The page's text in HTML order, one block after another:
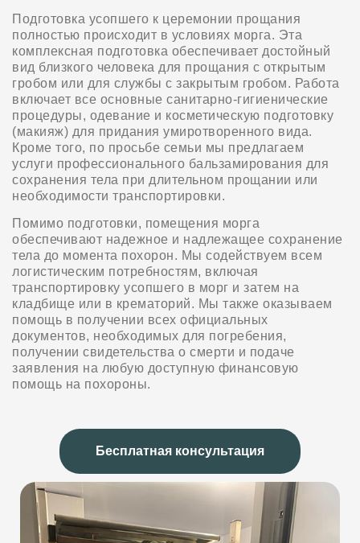
Подготовка усопшего к церемонии прощания
полностью происходит в условиях морга. Эта
комплексная подготовка обеспечивает достойный
вид близкого человека для прощания с открытым
гробом или для службы с закрытым гробом. Работа
включает все основные санитарно-гигиенические
процедуры, одевание и косметическую подготовку
(макияж) для придания умиротворенного вида.
Кроме того, по просьбе семьи мы предлагаем
услуги профессионального бальзамирования для
сохранения тела при длительном прощании или
необходимости транспортировки.
Помимо подготовки, помещения морга
обеспечивают надежное и надлежащее сохранение
тела до момента похорон. Мы содействуем всем
логистическим потребностям, включая
транспортировку усопшего в морг и затем на
кладбище или в крематорий. Мы также оказываем
помощь в получении всех официальных
документов, необходимых для погребения,
получении свидетельства о смерти и подаче
заявления на любую доступную финансовую
помощь на похороны.
Бесплатная консультация